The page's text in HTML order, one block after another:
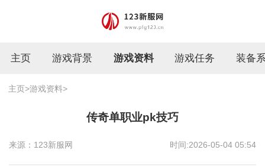
主页 游戏背景 游戏资料 游戏任务 装备
主页>游戏资料>
传奇单职业pk技巧
来源：123新服网 时间:2026-05-04 05:54